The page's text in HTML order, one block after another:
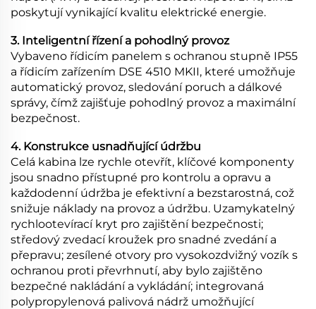
poskytují vynikající kvalitu elektrické energie.
3. Inteligentní řízení a pohodlný provoz
Vybaveno řídicím panelem s ochranou stupně IP55
a řídicím zařízením DSE 4510 MKII, které umožňuje
automatický provoz, sledování poruch a dálkové
správy, čímž zajišťuje pohodlný provoz a maximální
bezpečnost.
4. Konstrukce usnadňující údržbu
Celá kabina lze rychle otevřít, klíčové komponenty
jsou snadno přístupné pro kontrolu a opravu a
každodenní údržba je efektivní a bezstarostná, což
snižuje náklady na provoz a údržbu. Uzamykatelný
rychlootevírací kryt pro zajištění bezpečnosti;
středový zvedací kroužek pro snadné zvedání a
přepravu; zesílené otvory pro vysokozdvižný vozík s
ochranou proti převrhnutí, aby bylo zajištěno
bezpečné nakládání a vykládání; integrovaná
polypropylenová palivová nádrž umožňující